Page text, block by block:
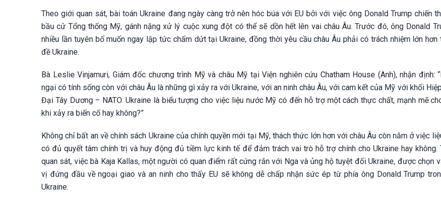
Theo giới quan sát, bài toán Ukraine đang ngày càng trở nên hóc búa với EU bởi với việc ông Donald Trump chiến
bầu cử Tổng thống Mỹ, gánh nặng xử lý cuộc xung đột có thể sẽ dồn hết lên vai châu Âu. Trước đó, ông Donald
nhiều lần tuyên bố muốn ngay lập tức chấm dứt tại Ukraine, đồng thời yêu cầu châu Âu phải có trách nhiệm lớn hơn
đề Ukraine.
Bà Leslie Vinjamuri, Giám đốc chương trình Mỹ và châu Mỹ tại Viện nghiên cứu Chatham House (Anh), nhận định:
ngại có tính sống còn với châu Âu là những gì xảy ra với Ukraine, với an ninh châu Âu, với cam kết của Mỹ với khối
Đại Tây Dương – NATO. Ukraine là biểu tượng cho việc liệu nước Mỹ có đến hỗ trợ một cách thực chất, mạnh mẽ
khi xảy ra biến cố hay không?”
Không chỉ bất an về chính sách Ukraine của chính quyền mới tại Mỹ, thách thức lớn hơn với châu Âu còn nằm ở việc
có đủ quyết tâm chính trị và huy động đủ tiềm lực kinh tế để đảm trách vai trò hỗ trợ chính cho Ukraine hay không.
quan sát, việc bà Kaja Kallas, một người có quan điểm rất cứng rắn với Nga và ủng hộ tuyệt đối Ukraine, được chọn
vị đứng đầu về ngoại giao và an ninh cho thấy EU sẽ không dễ chấp nhận sức ép từ phía ông Donald Trump
Ukraine.